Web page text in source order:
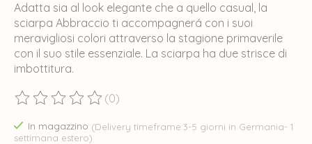
Adatta sia al look elegante che a quello casual, la
sciarpa Abbraccio ti accompagnerá con i suoi
meravigliosi colori attraverso la stagione primaverile
con il suo stile essenziale. La sciarpa ha due strisce di
imbottitura.
The rating of this product is
(0)
In magazzino (Delivery timeframe:3-5 giorni in Germania- 1
settimana estero)